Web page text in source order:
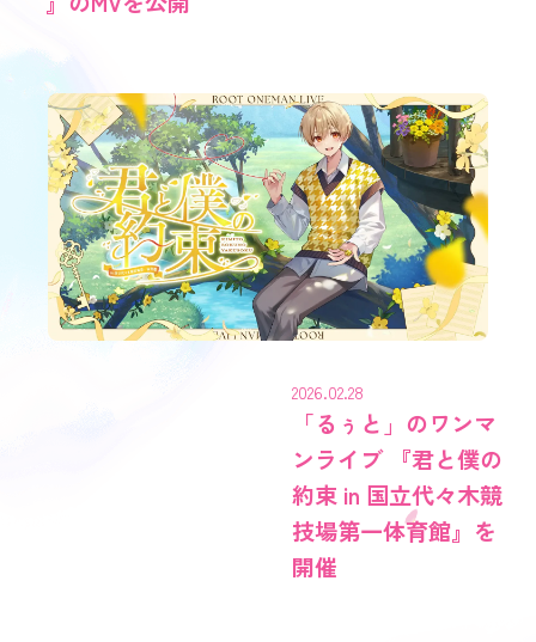
2026.02.28
「るぅと」のワンマ
ンライブ 『君と僕の
約束 in 国立代々木競
技場第一体育館』を
開催